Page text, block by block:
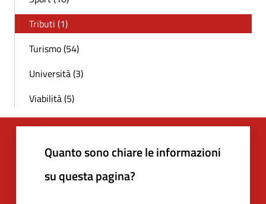
Tributi (1)
Turismo (54)
Università (3)
Viabilità (5)
Quanto sono chiare le informazioni
su questa pagina?